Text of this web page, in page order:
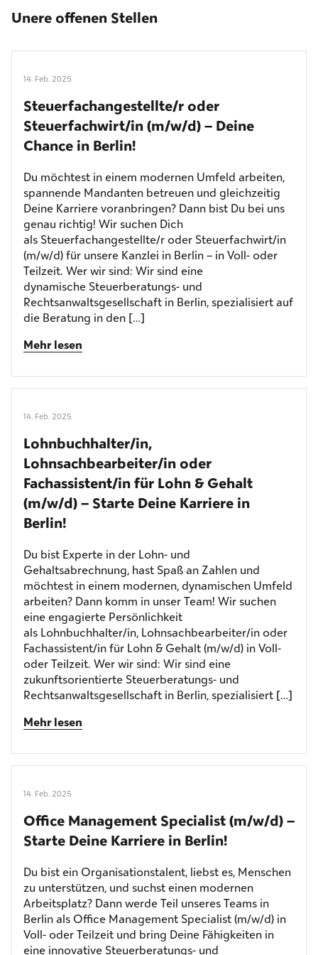
Unere offenen Stellen
14. Feb. 2025
Steuerfachangestellte/r oder
Steuerfachwirt/in (m/w/d) – Deine
Chance in Berlin!
Du möchtest in einem modernen Umfeld arbeiten,
spannende Mandanten betreuen und gleichzeitig
Deine Karriere voranbringen? Dann bist Du bei uns
genau richtig! Wir suchen Dich
als Steuerfachangestellte/r oder Steuerfachwirt/in
(m/w/d) für unsere Kanzlei in Berlin – in Voll- oder
Teilzeit. Wer wir sind: Wir sind eine
dynamische Steuerberatungs- und
Rechtsanwaltsgesellschaft in Berlin, spezialisiert auf
die Beratung in den […]
Mehr lesen
14. Feb. 2025
Lohnbuchhalter/in,
Lohnsachbearbeiter/in oder
Fachassistent/in für Lohn & Gehalt
(m/w/d) – Starte Deine Karriere in
Berlin!
Du bist Experte in der Lohn- und
Gehaltsabrechnung, hast Spaß an Zahlen und
möchtest in einem modernen, dynamischen Umfeld
arbeiten? Dann komm in unser Team! Wir suchen
eine engagierte Persönlichkeit
als Lohnbuchhalter/in, Lohnsachbearbeiter/in oder
Fachassistent/in für Lohn & Gehalt (m/w/d) in Voll-
oder Teilzeit. Wer wir sind: Wir sind eine
zukunftsorientierte Steuerberatungs- und
Rechtsanwaltsgesellschaft in Berlin, spezialisiert […]
Mehr lesen
14. Feb. 2025
Office Management Specialist (m/w/d) –
Starte Deine Karriere in Berlin!
Du bist ein Organisationstalent, liebst es, Menschen
zu unterstützen, und suchst einen modernen
Arbeitsplatz? Dann werde Teil unseres Teams in
Berlin als Office Management Specialist (m/w/d) in
Voll- oder Teilzeit und bring Deine Fähigkeiten in
eine innovative Steuerberatungs- und